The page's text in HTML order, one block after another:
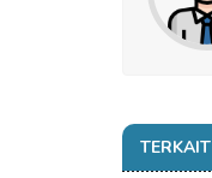
TERKAIT